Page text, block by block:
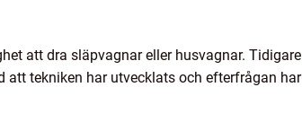
att dra släpvagnar eller husvagnar. Tidigare
att tekniken har utvecklats och efterfrågan har